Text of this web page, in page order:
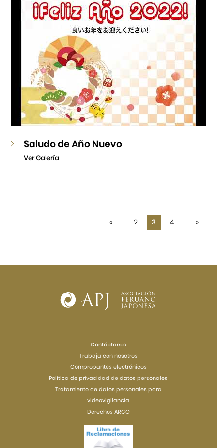
Saludo de Año Nuevo
Ver Galería
« ... 2 3 4 ... »
Contáctanos
Trabaja con nosotros
Comprobantes electrónicos
Política de privacidad de datos personales
Tratamiento de datos personales para
videovigilancia
Derechos ARCO